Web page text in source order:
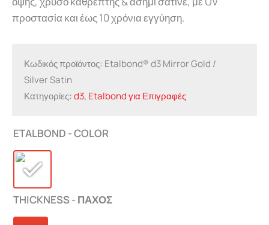
προστασία και έως 10 χρόνια εγγύηση.
Κωδικός προϊόντος: Etalbond® d3 Mirror Gold /
Silver Satin
Κατηγορίες: d3, Etalbond για Επιγραφές
ETALBOND - COLOR
THICKNESS - ΠΑΧΟΣ